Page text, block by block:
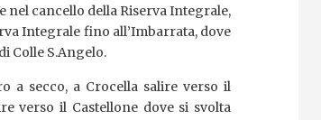
cancello della Riserva Integrale,
Integrale fino all’Imbarrata, dove
Colle S.Angelo.
a secco, a Crocella salire verso il
verso il Castellone dove si svolta